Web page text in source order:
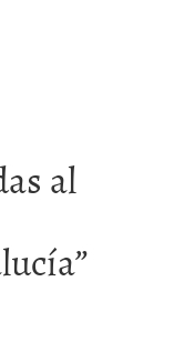
al
”